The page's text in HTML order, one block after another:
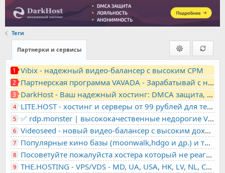
Теги
Партнерки и сервисы
1 Vibix - надежный видео-балансер с высоким CPM
2 Партнерская программа VAVADA - Зарабатывай с нами!
3 DarkHost - Ваш надежный хостинг: DMCA защита, лояльность, анонимность
4 LITE.HOST - хостинг и серверы от 99 рублей для тех, кто любит не переплачивать. Доступ по SSH, поддержка PHP, GIT, COMPOSER, сертификаты Let's Encrypt
5 ✅ rdp.monster | высококачественные недорогие VPS, RDP - выделенные серверы
6 Videoseed - новый видео-балансер с высоким доходом
7 Популярные кино базы (moonwalk,hdgo и др.) и торренты в одном плеере для вашего сайта
8 Посоветуйте пожалуйста хостера который не реагирует на ркн
9 THE.HOSTING - VPS/VDS - MD, UA, USA, HK, LV, NL, CA, DE, SK, CZE, GB, IL, TR, PL, BG, RO, IT, FL, HU, PT.